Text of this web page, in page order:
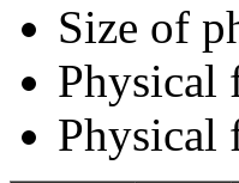
Size of
Physical